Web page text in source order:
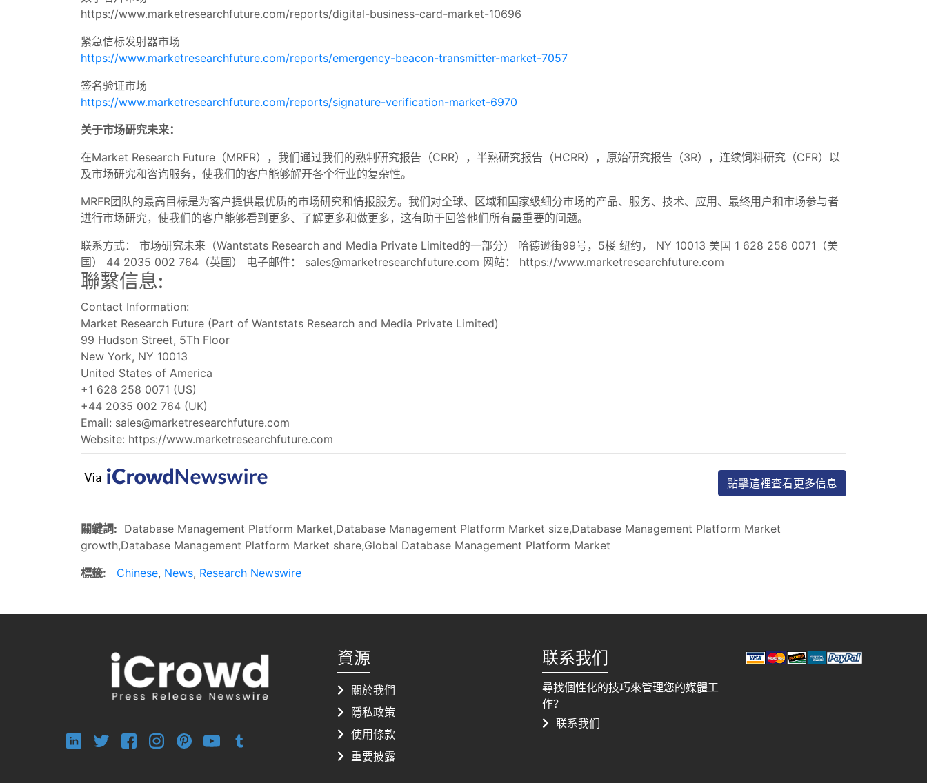
https://www.marketresearchfuture.com/reports/digital-business-card-market-10696
紧急信标发射器市场
https://www.marketresearchfuture.com/reports/emergency-beacon-transmitter-market-7057
签名验证市场
https://www.marketresearchfuture.com/reports/signature-verification-market-6970
关于市场研究未来：
在Market Research Future（MRFR），我们通过我们的熟制研究报告（CRR），半熟研究报告（HCRR），原始研究报告（3R），连续饲料研究（CFR）以
及市场研究和咨询服务，使我们的客户能够解开各个行业的复杂性。
MRFR团队的最高目标是为客户提供最优质的市场研究和情报服务。我们对全球、区域和国家级细分市场的产品、服务、技术、应用、最终用户和市场参与者
进行市场研究，使我们的客户能够看到更多、了解更多和做更多，这有助于回答他们所有最重要的问题。
联系方式： 市场研究未来（Wantstats Research and Media Private Limited的一部分） 哈德逊街99号，5楼 纽约， NY 10013 美国 1 628 258 0071（美
国） 44 2035 002 764（英国） 电子邮件： sales@marketresearchfuture.com 网站： https://www.marketresearchfuture.com
聯繫信息:
Contact Information:
Market Research Future (Part of Wantstats Research and Media Private Limited)
99 Hudson Street, 5Th Floor
New York, NY 10013
United States of America
+1 628 258 0071 (US)
+44 2035 002 764 (UK)
Email: sales@marketresearchfuture.com
Website: https://www.marketresearchfuture.com
點擊這裡查看更多信息
關鍵詞: Database Management Platform Market,Database Management Platform Market size,Database Management Platform Market
growth,Database Management Platform Market share,Global Database Management Platform Market
標籤:
Chinese, News, Research Newswire
資源
關於我們
隱私政策
使用條款
重要披露
联系我们
尋找個性化的技巧來管理您的媒體工
作？
联系我们